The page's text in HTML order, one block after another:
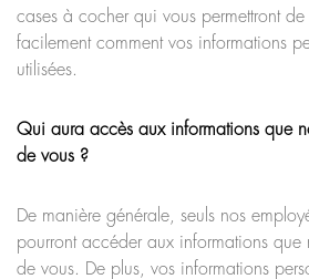
cases à cocher qui vous permettront
facilement comment vos informations
utilisées.
Qui aura accès aux informations que
de vous ?
De manière générale, seuls nos
pourront accéder aux informations que
de vous. De plus, vos informations